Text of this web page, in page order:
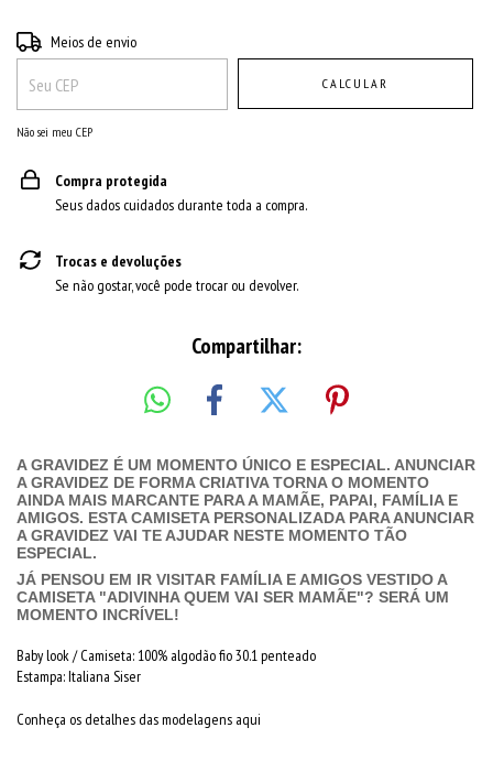
Entregas para o CEP:
Meios de envio
CALCULAR
Não sei meu CEP
Compra protegida
Seus dados cuidados durante toda a compra.
Trocas e devoluções
Se não gostar, você pode trocar ou devolver.
Compartilhar:
A GRAVIDEZ É UM MOMENTO ÚNICO E ESPECIAL. ANUNCIAR
A GRAVIDEZ DE FORMA CRIATIVA TORNA O MOMENTO
AINDA MAIS MARCANTE PARA A MAMÃE, PAPAI, FAMÍLIA E
AMIGOS. ESTA CAMISETA PERSONALIZADA PARA ANUNCIAR
A GRAVIDEZ VAI TE AJUDAR NESTE MOMENTO TÃO
ESPECIAL.
JÁ PENSOU EM IR VISITAR FAMÍLIA E AMIGOS VESTIDO A
CAMISETA "ADIVINHA QUEM VAI SER MAMÃE"? SERÁ UM
MOMENTO INCRÍVEL!
Baby look / Camiseta: 100% algodão fio 30.1 penteado
Estampa: Italiana Siser
Conheça os detalhes das modelagens aqui